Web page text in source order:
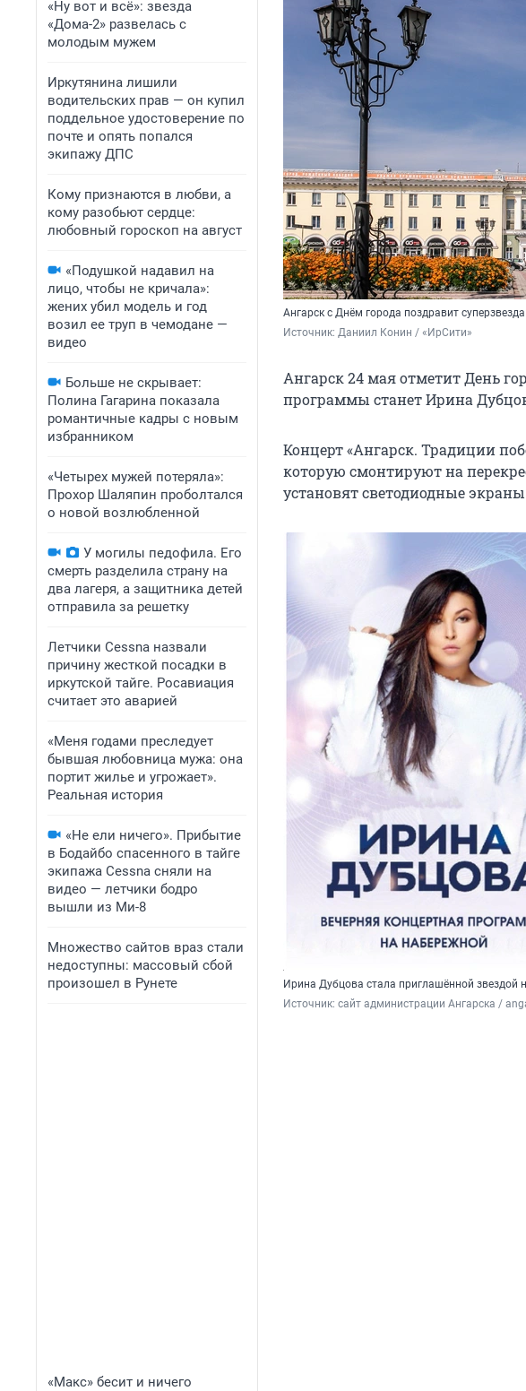
«Ну вот и всё»: звезда
«Дома-2» развелась с
молодым мужем
Иркутянина лишили
водительских прав — он купил
поддельное удостоверение по
почте и опять попался
экипажу ДПС
Кому признаются в любви, а
кому разобьют сердце:
любовный гороскоп на август
«Подушкой надавил на
лицо, чтобы не кричала»:
жених убил модель и год
возил ее труп в чемодане —
видео
Больше не скрывает:
Полина Гагарина показала
романтичные кадры с новым
избранником
«Четырех мужей потеряла»:
Прохор Шаляпин проболтался
о новой возлюбленной
У могилы педофила. Его
смерть разделила страну на
два лагеря, а защитника детей
отправила за решетку
Летчики Cessna назвали
причину жесткой посадки в
иркутской тайге. Росавиация
считает это аварией
«Меня годами преследует
бывшая любовница мужа: она
портит жилье и угрожает».
Реальная история
«Не ели ничего». Прибытие
в Бодайбо спасенного в тайге
экипажа Cessna сняли на
видео — летчики бодро
вышли из Ми-8
Множество сайтов враз стали
недоступны: массовый сбой
произошел в Рунете
«Макс» бесит и ничего
Ангарск с Днём города поздравит
Источник: Даниил Конин / «ИрСити»
Ангарск 24 мая отметит День
программы станет Ирина
Концерт «Ангарск. Традиции
которую смонтируют на
установят светодиодные
Ирина Дубцова стала приглашённой звездой
Источник: сайт администрации Ангарска /